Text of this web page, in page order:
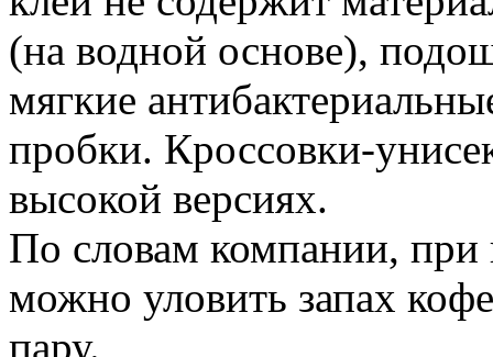
(на водной основе),
мягкие
пробки. Кроссовки-
высокой версиях.
По словам компании, при
можно уловить запах
пару.